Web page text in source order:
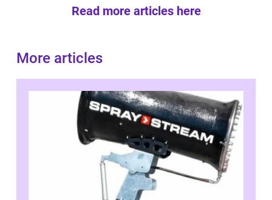
Read more articles here
More articles